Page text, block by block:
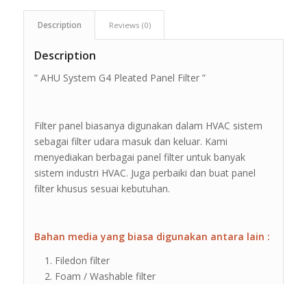
Description Reviews (0)
Description
” AHU System G4 Pleated Panel Filter ”
Filter panel biasanya digunakan dalam HVAC sistem
sebagai filter udara masuk dan keluar. Kami
menyediakan berbagai panel filter untuk banyak
sistem industri HVAC. Juga perbaiki dan buat panel
filter khusus sesuai kebutuhan.
Bahan media yang biasa digunakan antara lain :
Filedon filter
Foam / Washable filter